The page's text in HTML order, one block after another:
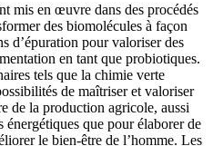
mis en œuvre dans des procédés
des biomolécules à façon
d’épuration pour valoriser des
en tant que probiotiques.
tels que la chimie verte
de maîtriser et valoriser
de la production agricole, aussi
que pour élaborer de
le bien-être de l’homme. Les